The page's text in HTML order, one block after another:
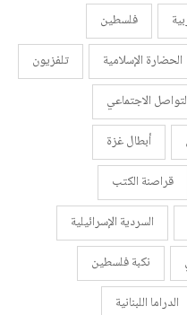
فلسطين
الحضارة الإسلامية
تلفزيون
الاجتماعي
أبطال غزة
قراصنة الكتب
السردية الإسرائيلية
نكبة فلسطين
الدراما اللبنانية